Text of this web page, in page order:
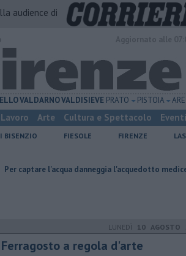
audience di
VALDARNOVALDISIEVE PRATO PISTOIA
Lavoro Arte Cultura e Spettacolo Eventi
BISENZIO FIESOLE FIRENZE
l'acqua danneggia l'acquedotto mediceo
LUNEDÌ 10 AGOSTO
Ferragosto a regola d'arte